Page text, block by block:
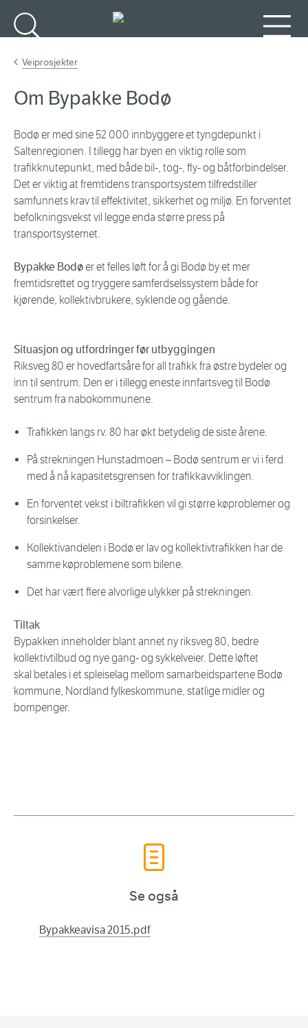
Veiprosjekter
Om Bypakke Bodø
Bodø er med sine 52 000 innbyggere et tyngdepunkt i
Saltenregionen. I tillegg har byen en viktig rolle som
trafikknutepunkt, med både bil-, tog-, fly- og båtforbindelser.
Det er viktig at fremtidens transportsystem tilfredstiller
samfunnets krav til effektivitet, sikkerhet og miljø. En forventet
befolkningsvekst vil legge enda større press på
transportsystemet.
Bypakke Bodøer et felles løft for å gi Bodø by et mer
fremtidsrettet og tryggere samferdselssystem både for
kjørende, kollektivbrukere, syklende og gående.
Situasjon og utfordringer før utbyggingen
Riksveg 80 er hovedfartsåre for all trafikk fra østre bydeler og
inn til sentrum. Den er i tillegg eneste innfartsveg til Bodø
sentrum fra nabokommunene.
Trafikken langs rv. 80 har økt betydelig de siste årene.
På strekningen Hunstadmoen – Bodø sentrum er vi i ferd
med å nå kapasitetsgrensen for trafikkavviklingen.
En forventet vekst i biltrafikken vil gi større køproblemer og
forsinkelser.
Kollektivandelen i Bodø er lav og kollektivtrafikken har de
samme køproblemene som bilene.
Det har vært flere alvorlige ulykker på strekningen.
Tiltak
Bypakken inneholder blant annet ny riksveg 80, bedre
kollektivtilbud og nye gang- og sykkelveier. Dette løftet
skal betales i et spleiselag mellom samarbeidspartene Bodø
kommune, Nordland fylkeskommune, statlige midler og
bompenger.
Se også
Bypakkeavisa 2015.pdf